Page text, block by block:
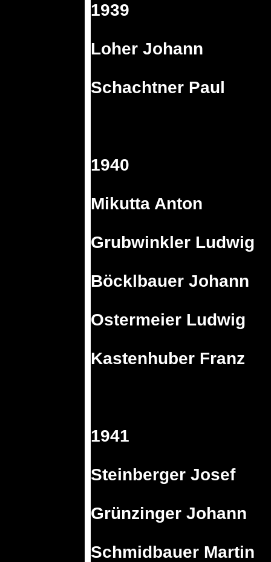
1939
Loher Johann
Schachtner Paul
1940
Mikutta Anton
Grubwinkler Ludwig
Böcklbauer Johann
Ostermeier Ludwig
Kastenhuber Franz
1941
Steinberger Josef
Grünzinger Johann
Schmidbauer Martin